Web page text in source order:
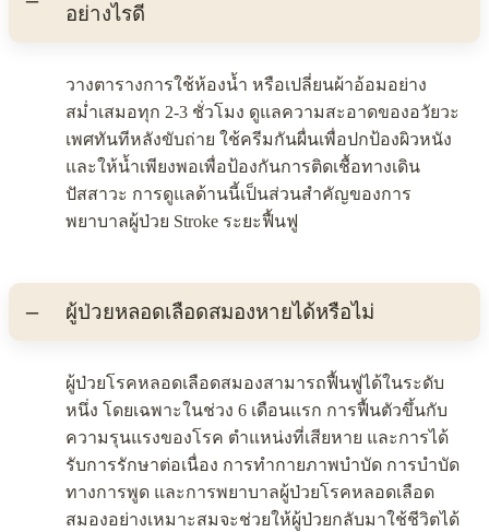
อย่างไรดี
วางตารางการใช้ห้องน้ำ หรือเปลี่ยนผ้าอ้อมอย่าง
สม่ำเสมอทุก 2-3 ชั่วโมง ดูแลความสะอาดของอวัยวะ
เพศทันทีหลังขับถ่าย ใช้ครีมกันผื่นเพื่อปกป้องผิวหนัง
และให้น้ำเพียงพอเพื่อป้องกันการติดเชื้อทางเดิน
ปัสสาวะ การดูแลด้านนี้เป็นส่วนสำคัญของการ
พยาบาลผู้ป่วย Stroke ระยะฟื้นฟู
ผู้ป่วยหลอดเลือดสมองหายได้หรือไม่
ผู้ป่วยโรคหลอดเลือดสมองสามารถฟื้นฟูได้ในระดับ
หนึ่ง โดยเฉพาะในช่วง 6 เดือนแรก การฟื้นตัวขึ้นกับ
ความรุนแรงของโรค ตำแหน่งที่เสียหาย และการได้
รับการรักษาต่อเนื่อง การทำกายภาพบำบัด การบำบัด
ทางการพูด และการพยาบาลผู้ป่วยโรคหลอดเลือด
สมองอย่างเหมาะสมจะช่วยให้ผู้ป่วยกลับมาใช้ชีวิตได้